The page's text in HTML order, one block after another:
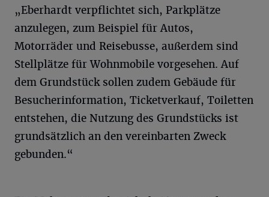
„Eberhardt verpflichtet sich, Parkplätze
anzulegen, zum Beispiel für Autos,
Motorräder und Reisebusse, außerdem sind
Stellplätze für Wohnmobile vorgesehen. Auf
dem Grundstück sollen zudem Gebäude für
Besucherinformation, Ticketverkauf, Toiletten
entstehen, die Nutzung des Grundstücks ist
grundsätzlich an den vereinbarten Zweck
gebunden.“